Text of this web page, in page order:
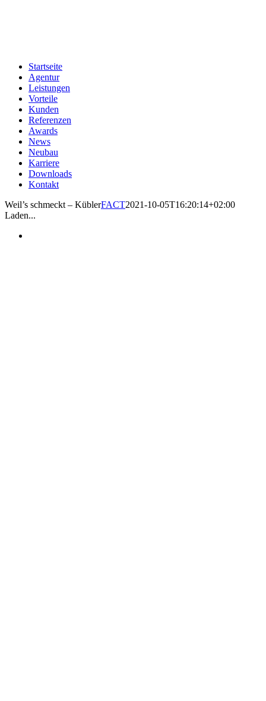
Startseite
Agentur
Leistungen
Vorteile
Kunden
Referenzen
Awards
News
Neubau
Karriere
Downloads
Kontakt
Weil’s schmeckt – KüblerFACT2021-10-05T16:20:14+02:00
Laden...